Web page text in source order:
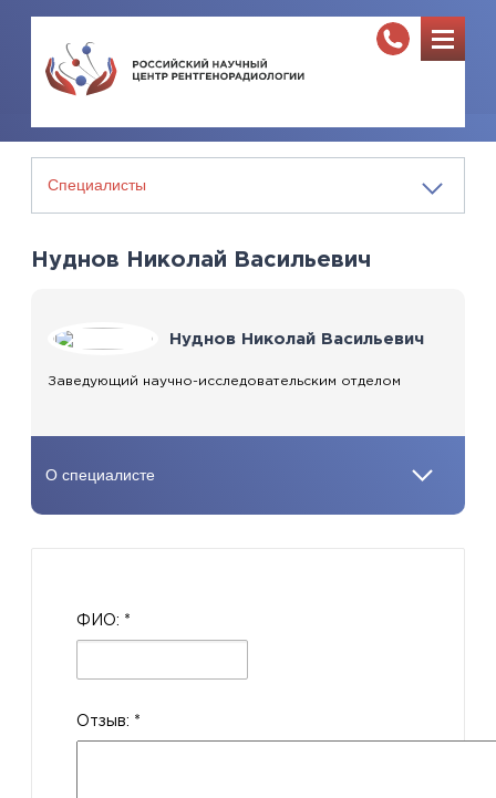
Нуднов Николай Васильевич
Нуднов Николай Васильевич
Заведующий научно-исследовательским отделом
ФИО: *
Отзыв: *